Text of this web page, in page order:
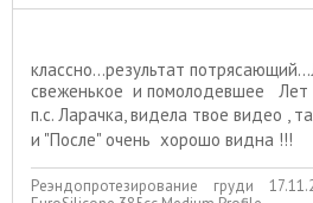
классно...результат
свеженькое и помолодевшее Лет
п.с. Ларачка, видела твое видео ,
и "После" очень хорошо видна !!!
Реэндопротезирование груди